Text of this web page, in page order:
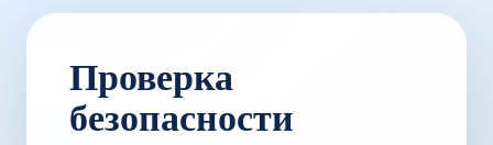
Проверка
безопасности